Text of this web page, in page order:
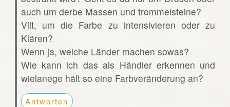
auch um derbe Massen und trommelsteine?
Vllt, um die Farbe zu intensivieren oder zu
Klären?
Wenn ja, welche Länder machen sowas?
Wie kann ich das als Händler erkennen und
wielanege hält so eine Farbveränderung an?
Antworten